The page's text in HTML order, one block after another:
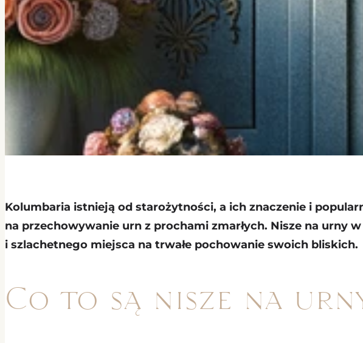
Kolumbaria istnieją od starożytności, a ich znaczenie i
na przechowywanie urn z prochami zmarłych. Nisze na
i szlachetnego miejsca na trwałe pochowanie swoich bliskich.
Co to są nisze na